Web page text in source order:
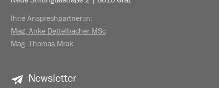
Ihr:e Ansprechpartner:in:
Mag. Anke Dettelbacher MSc
Mag. Thomas Mrak
Newsletter